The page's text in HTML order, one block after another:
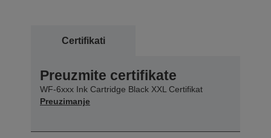
Certifikati
Preuzmite certifikate
WF-6xxx Ink Cartridge Black XXL Certifikat
Preuzimanje